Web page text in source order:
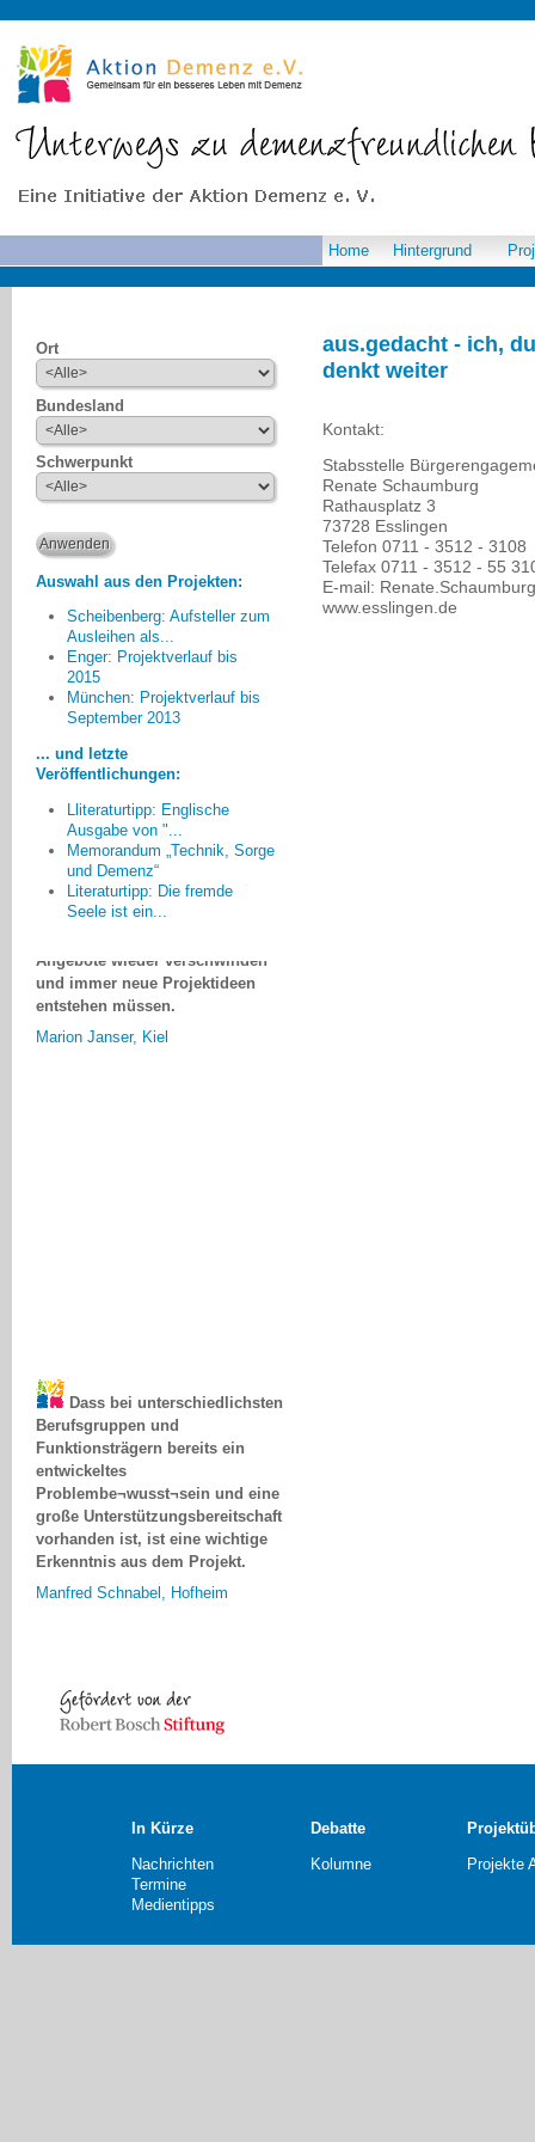
aus.gedacht - ich,
denkt weiter
Kontakt:
Stabsstelle
Renate Schaumburg
Rathausplatz 3
73728 Esslingen
Telefon 0711 - 3512 - 3108
Telefax 0711 - 3512 - 55
E-mail:
www.esslingen.de
Home Hintergrund
Ort
Bundesland
Schwerpunkt
Auswahl aus den Projekten:
Scheibenberg: Aufsteller zum
Ausleihen als...
Enger: Projektverlauf bis
2015
München: Projektverlauf bis
September 2013
... und letzte
Veröffentlichungen:
Lliteraturtipp: Englische
Ausgabe von "...
Memorandum „Technik, Sorge
und Demenz“
Literaturtipp: Die fremde
Seele ist ein...
Viele Projekte, wie z.B. auch
die Kulturpaten, basieren auf
zeigt sich leider immer wieder,
dass sich diese Projekte auflösen,
wenn es keine professionelle
Begleitung und Koordination gibt.
Für diese Aufgaben gibt es nach
Ablauf der Projektlaufzeit in der
Regel keine Finanzierung, so dass
viele mühsam aufgebaute
und immer neue Projektideen
entstehen müssen.
Berufsgruppen und
Funktionsträgern bereits ein
entwickeltes
Problembe¬wusst¬sein und eine
große Unterstützungsbereitschaft
vorhanden ist, ist eine wichtige
Erkenntnis aus dem Projekt.
Manfred Schnabel, Hofheim
In Kürze
Nachrichten
Termine
Medientipps
Debatte
Kolumne
Projekte